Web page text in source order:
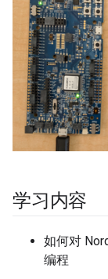
学习内容
如何对
编程